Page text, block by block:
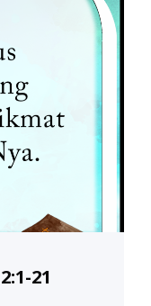
21